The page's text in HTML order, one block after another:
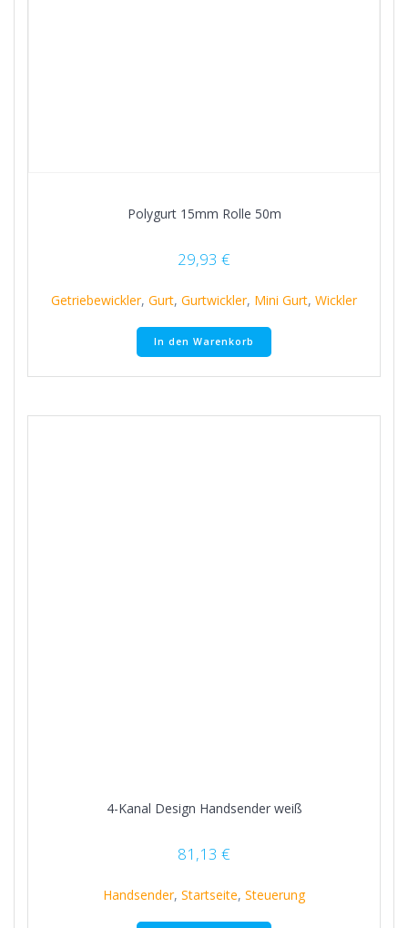
Polygurt 15mm Rolle 50m
29,93 €
Getriebewickler, Gurt, Gurtwickler, Mini Gurt, Wickler
In den Warenkorb
4-Kanal Design Handsender weiß
81,13 €
Handsender, Startseite, Steuerung